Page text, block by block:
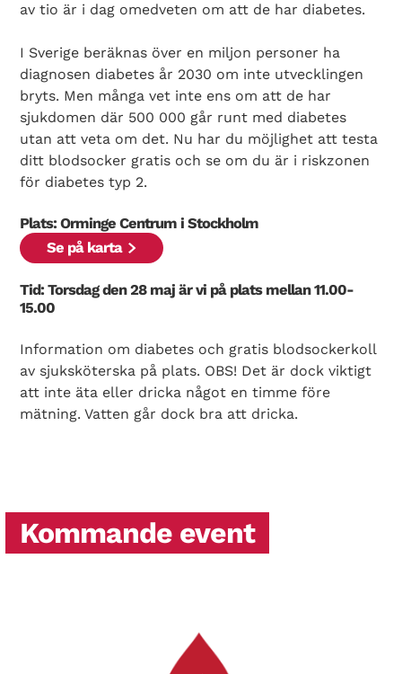
Search Diabetes Wellness Sverige
av tio är i dag omedveten om att de har diabetes.
I Sverige beräknas över en miljon personer ha
diagnosen diabetes år 2030 om inte utvecklingen
bryts. Men många vet inte ens om att de har
sjukdomen där 500 000 går runt med diabetes
utan att veta om det. Nu har du möjlighet att testa
ditt blodsocker gratis och se om du är i riskzonen
för diabetes typ 2.
Plats: Orminge Centrum i Stockholm
Se på karta
Tid: Torsdag den 28 maj är vi på plats mellan 11.00-
15.00
Information om diabetes och gratis blodsockerkoll
av sjuksköterska på plats. OBS! Det är dock viktigt
att inte äta eller dricka något en timme före
mätning. Vatten går dock bra att dricka.
Kommande event